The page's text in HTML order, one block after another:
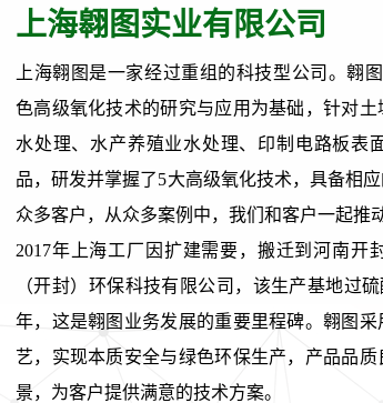
上海翱图实业有限公司
上海翱图是一家经过重组的科技型公司。翱
色高级氧化技术的研究与应用为基础，针对
水处理、水产养殖业水处理、印制电路板表
品，研发并掌握了5大高级氧化技术，具备相
众多客户，从众多案例中，我们和客户一起推
2017年上海工厂因扩建需要，搬迁到河南开
（开封）环保科技有限公司，该生产基地过
年，这是翱图业务发展的重要里程碑。翱图
艺，实现本质安全与绿色环保生产，产品品
景，为客户提供满意的技术方案。